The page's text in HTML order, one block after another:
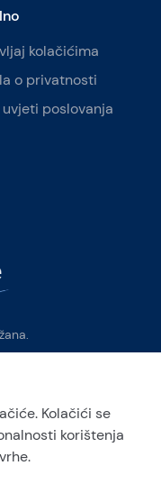
kolačićima
o privatnosti
poslovanja
+385 98 384 007
Global
zaštitni znak koji
Google
Kolačići se
korištenja